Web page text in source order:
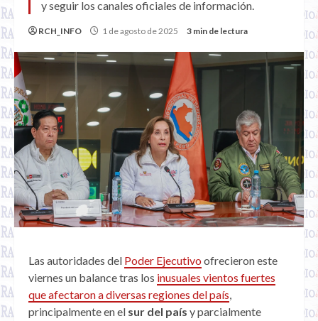
y seguir los canales oficiales de información.
RCH_INFO 1 de agosto de 2025 3 min de lectura
Las autoridades del Poder Ejecutivo ofrecieron este
viernes un balance tras los inusuales vientos fuertes
que afectaron a diversas regiones del país,
principalmente en el sur del país y parcialmente